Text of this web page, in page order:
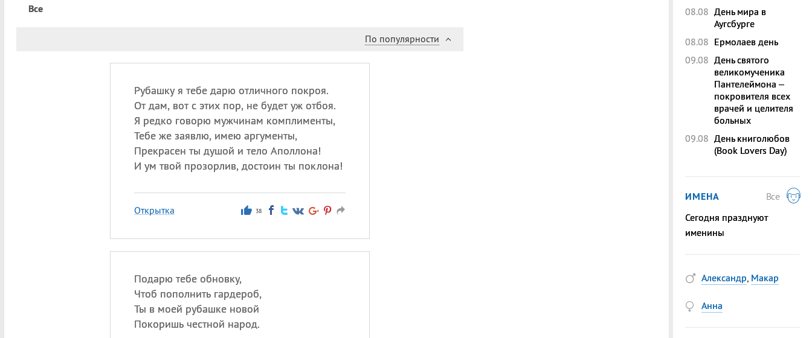
Все
По популярности
Рубашку я тебе дарю отличного покроя.
От дам, вот с этих пор, не будет уж отбоя.
Я редко говорю мужчинам комплименты,
Тебе же заявлю, имею аргументы,
Прекрасен ты душой и тело Аполлона!
И ум твой прозорлив, достоин ты поклона!
Открытка 38
Подарю тебе обновку,
Чтоб пополнить гардероб,
Ты в моей рубашке новой
Покоришь честной народ.
08.08 День мира в
Аугсбурге
08.08 Ермолаев день
09.08 День святого
великомученика
Пантелеймона –
покровителя всех
врачей и целителя
больных
09.08 День книголюбов
(Book Lovers Day)
ИМЕНА
Все
Сегодня празднуют
именины
Александр, Макар
Анна